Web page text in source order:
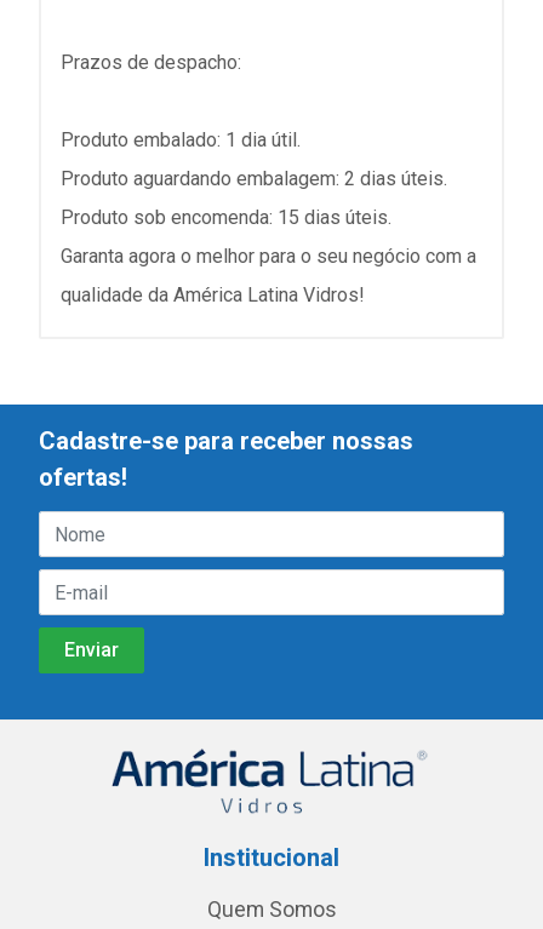
Prazos de despacho:
Produto embalado: 1 dia útil.
Produto aguardando embalagem: 2 dias úteis.
Produto sob encomenda: 15 dias úteis.
Garanta agora o melhor para o seu negócio com a
qualidade da América Latina Vidros!
Cadastre-se para receber nossas
ofertas!
Institucional
Quem Somos